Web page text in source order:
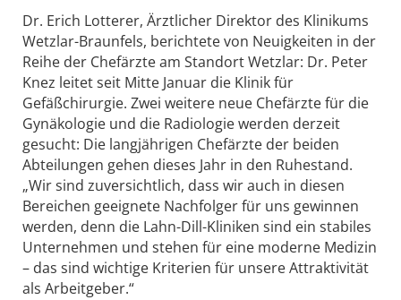
Dr. Erich Lotterer, Ärztlicher Direktor des Klinikums
Wetzlar-Braunfels, berichtete von Neuigkeiten in der
Reihe der Chefärzte am Standort Wetzlar: Dr. Peter
Knez leitet seit Mitte Januar die Klinik für
Gefäßchirurgie. Zwei weitere neue Chefärzte für die
Gynäkologie und die Radiologie werden derzeit
gesucht: Die langjährigen Chefärzte der beiden
Abteilungen gehen dieses Jahr in den Ruhestand.
„Wir sind zuversichtlich, dass wir auch in diesen
Bereichen geeignete Nachfolger für uns gewinnen
werden, denn die Lahn-Dill-Kliniken sind ein stabiles
Unternehmen und stehen für eine moderne Medizin
– das sind wichtige Kriterien für unsere Attraktivität
als Arbeitgeber.“